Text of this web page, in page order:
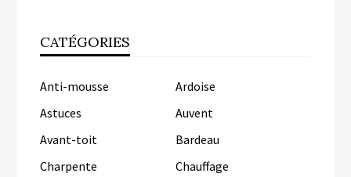
CATÉGORIES
Anti-mousse
Ardoise
Astuces
Auvent
Avant-toit
Bardeau
Charpente
Chauffage